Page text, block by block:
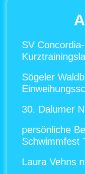
SV
Sögeler
30. Dalumer
persönliche
Schwimmfest
Laura Vehns